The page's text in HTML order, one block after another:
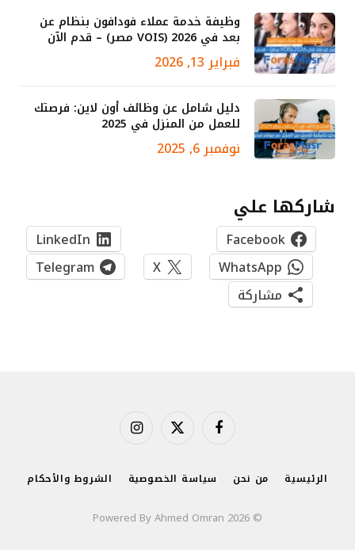
وظيفة خدمة عملاء فودافون بنظام عن
بعد في 2026 (VOIS مصر) – قدم الآن
فبراير 13, 2026
دليل شامل عن وظائف أون لاين: فرصتك
للعمل من المنزل في 2025
نوفمبر 6, 2025
شاركها علي
Facebook
LinkedIn
WhatsApp
X
Telegram
مشاركة
فيسبوك X الانستغرام
الرئيسية من نحن سياسة الخصوصية الشروط والأحكام
© 2026 Powered By Ahmed Omran